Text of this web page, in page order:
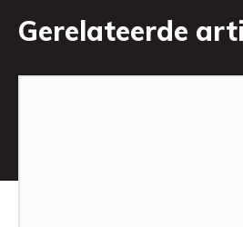
Gerelateerde